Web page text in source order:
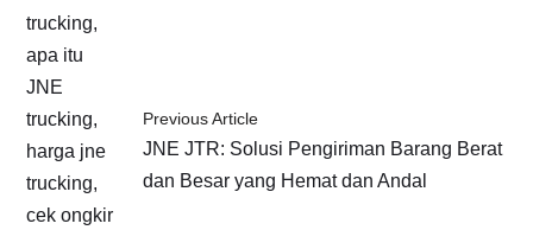
Previous Article
JNE JTR: Solusi Pengiriman Barang Berat
dan Besar yang Hemat dan Andal